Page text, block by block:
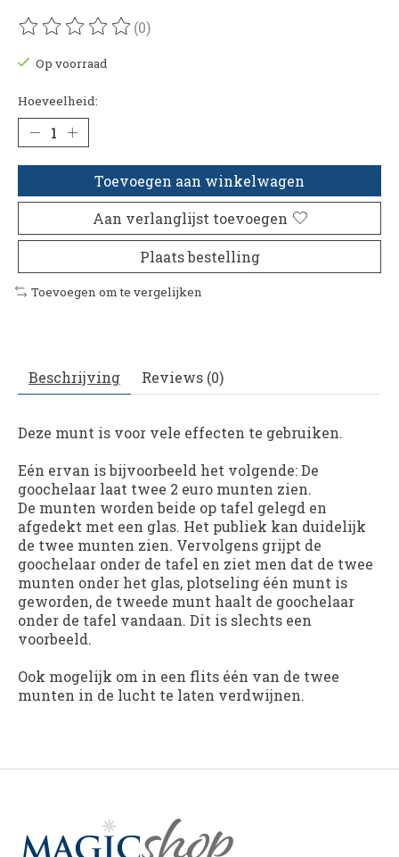
De beoordeling van dit product is
(0)
Op voorraad
Hoeveelheid:
Toevoegen aan winkelwagen
Aan verlanglijst toevoegen
Plaats bestelling
Toevoegen om te vergelijken
Beschrijving Reviews (0)
Deze munt is voor vele effecten te gebruiken.
Eén ervan is bijvoorbeeld het volgende: De
goochelaar laat twee 2 euro munten zien.
De munten worden beide op tafel gelegd en
afgedekt met een glas. Het publiek kan duidelijk
de twee munten zien. Vervolgens grijpt de
goochelaar onder de tafel en ziet men dat de twee
munten onder het glas, plotseling één munt is
geworden, de tweede munt haalt de goochelaar
onder de tafel vandaan. Dit is slechts een
voorbeeld.
Ook mogelijk om in een flits één van de twee
munten in de lucht te laten verdwijnen.